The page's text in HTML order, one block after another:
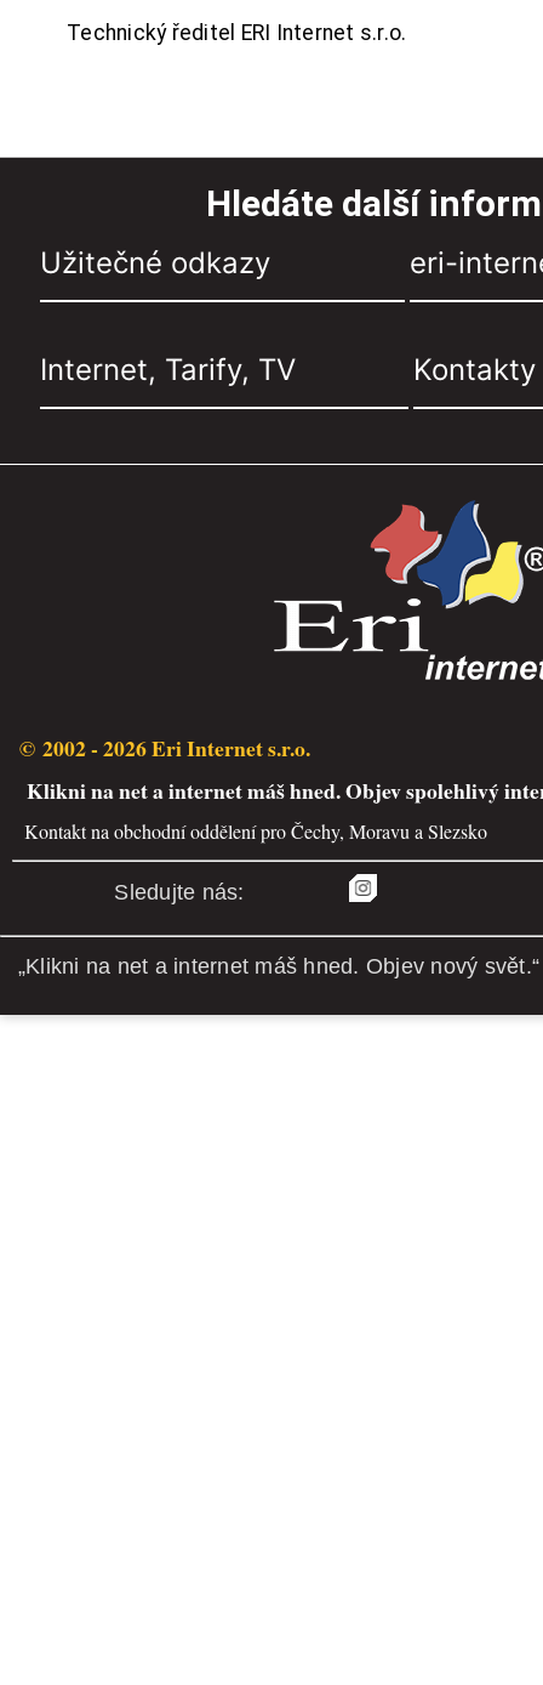
Technický ředitel ERI Internet s.r.o.
Hledáte další
Užitečné odkazy eri-
Internet, Tarify, TV Kontakty
© 2002 - 2026 Eri Internet s.r.o.
Klikni na net a internet máš hned. Objev spolehlivý
Kontakt na obchodní oddělení pro Čechy, Moravu a Slezsko
Sledujte nás:
„Klikni na net a internet máš hned. Objev nový svět.“